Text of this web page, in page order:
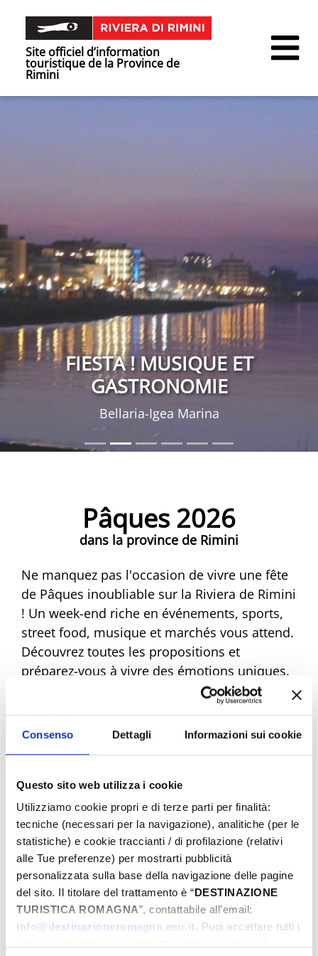
Consenso Dettagli Informazioni sui cookie
Questo sito web utilizza i cookie
Utilizziamo cookie propri e di terze parti per finalità:
tecniche (necessari per la navigazione), analitiche (per le
statistiche) e cookie traccianti / di profilazione (relativi
alle Tue preferenze) per mostrarti pubblicità
personalizzata sulla base della navigazione delle pagine
del sito. Il titolare del trattamento è “DESTINAZIONE
TURISTICA ROMAGNA”, contattabile all'email:
info@destinazioneromagna.emr.it. Puoi accettare tutti i
Site officiel d’information
touristique de la Province de
Rimini
FIESTA ! MUSIQUE ET
GASTRONOMIE
Bellaria-Igea Marina
Pâques 2026
dans la province de Rimini
Ne manquez pas l'occasion de vivre une fête
de Pâques inoubliable sur la Riviera de Rimini
! Un week-end riche en événements, sports,
street food, musique et marchés vous attend.
Découvrez toutes les propositions et
préparez-vous à vivre des émotions uniques.
Réservez dès maintenant votre Pâques de
Du
Au